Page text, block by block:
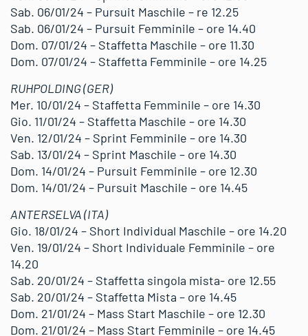
Sab. 06/01/24 – Pursuit Maschile – re 12.25
Sab. 06/01/24 – Pursuit Femminile – ore 14.40
Dom. 07/01/24 – Staffetta Maschile – ore 11.30
Dom. 07/01/24 – Staffetta Femminile – ore 14.25
RUHPOLDING (GER)
Mer. 10/01/24 – Staffetta Femminile – ore 14.30
Gio. 11/01/24 – Staffetta Maschile – ore 14.30
Ven. 12/01/24 – Sprint Femminile – ore 14.30
Sab. 13/01/24 – Sprint Maschile – ore 14.30
Dom. 14/01/24 – Pursuit Femminile – ore 12.30
Dom. 14/01/24 – Pursuit Maschile – ore 14.45
ANTERSELVA (ITA)
Gio. 18/01/24 – Short Individual Maschile – ore 14.20
Ven. 19/01/24 – Short Individuale Femminile – ore
14.20
Sab. 20/01/24 – Staffetta singola mista- ore 12.55
Sab. 20/01/24 – Staffetta Mista – ore 14.45
Dom. 21/01/24 – Mass Start Maschile – ore 12.30
Dom. 21/01/24 – Mass Start Femminile – ore 14.45